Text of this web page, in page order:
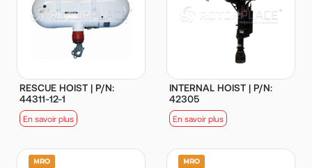
RESCUE HOIST | P/N:
44311-12-1
En savoir plus
INTERNAL HOIST | P/N:
42305
En savoir plus